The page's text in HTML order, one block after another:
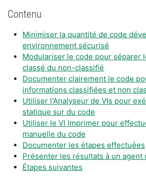
Contenu
Minimiser la quantité de code
environnement sécurisé
Modulariser le code pour séparer
classé du non-classifié
Documenter clairement le code
informations classifiées et non
Utiliser l'Analyseur de VIs pour
statique sur du code
Utiliser le VI Imprimer pour
manuelle du code
Documenter les étapes effectuées
Présenter les résultats à un agent
Étapes suivantes